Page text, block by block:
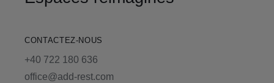
CONTACTEZ-NOUS
+40 722 180 636
office@add-rest.com